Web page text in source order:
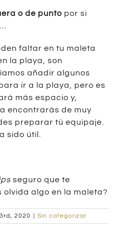
o de punto por si
faltar en tu maleta
la playa, son
añadir algunos
ir a la playa, pero es
más espacio y,
encontrarás de muy
preparar tú equipaje.
sido útil.
seguro que te
algo en la maleta?
2020 Sin categorizar